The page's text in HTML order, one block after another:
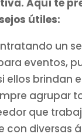
Aquí te
útiles:
un
eventos,
ellos brindan
agrupar
que
con diversas